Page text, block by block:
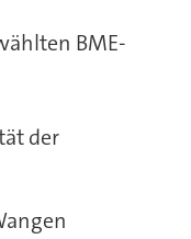
BME-
der